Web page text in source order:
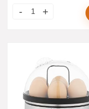
Härtegrad [Vanille]